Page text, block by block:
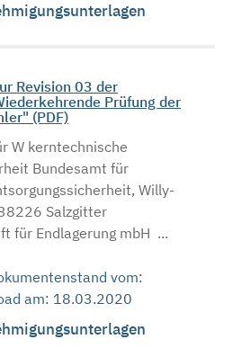
Revision 03 der
Prüfung der
(PDF)
W kerntechnische
Bundesamt für
Willy-
Salzgitter
für Endlagerung mbH ...
vom:
am: 18.03.2020